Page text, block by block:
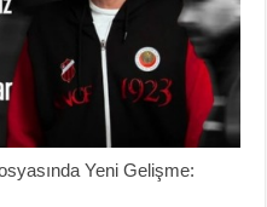
Yeni Gelişme: